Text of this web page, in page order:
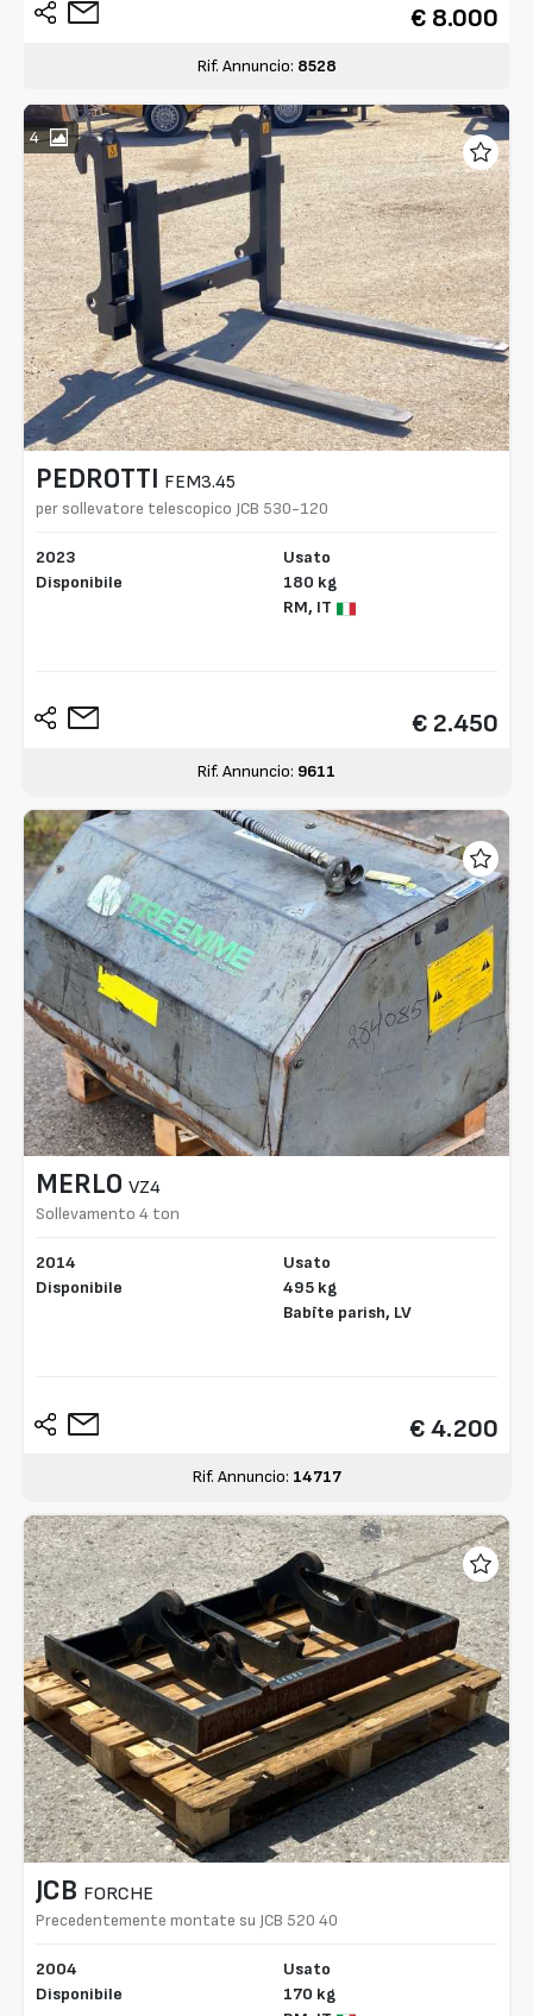
€ 8.000
Rif. Annuncio: 8528
4
PEDROTTI FEM3.45
per sollevatore telescopico JCB 530-120
2023
Disponibile
Usato
180 kg
RM, IT
€ 2.450
Rif. Annuncio: 9611
MERLO VZ4
Sollevamento 4 ton
2014
Disponibile
Usato
495 kg
Babīte parish, LV
€ 4.200
Rif. Annuncio: 14717
JCB FORCHE
Precedentemente montate su JCB 520 40
2004
Disponibile
Usato
170 kg